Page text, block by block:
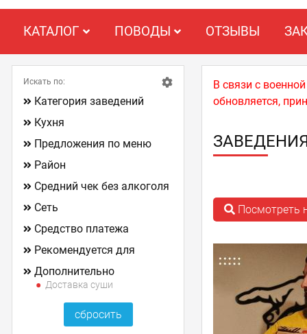
КАТАЛОГ ПОВОДЫ ОТЗЫВЫ
В связи с
обновляется,
Посмотреть
Искать по:
Категория заведений
Кухня
Предложения по меню
Район
Средний чек без алкоголя
Сеть
Средство платежа
Рекомендуется для
Дополнительно
Доставка суши